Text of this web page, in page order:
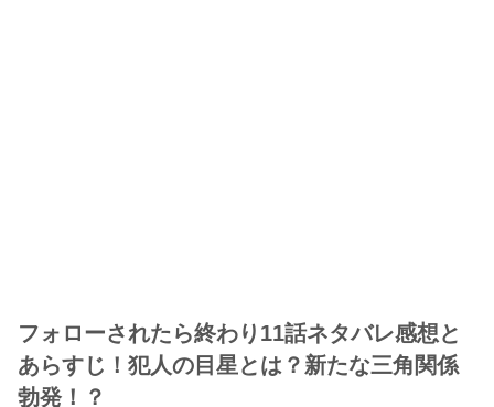
フォローされたら終わり11話ネタバレ感想と
あらすじ！犯人の目星とは？新たな三角関係
勃発！？